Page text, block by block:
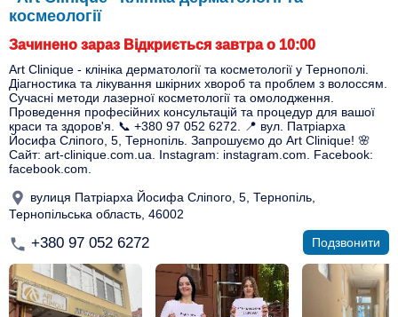
космеології
Зачинено зараз Відкриється завтра о 10:00
Art Clinique - клініка дерматології та косметології у Тернополі.
Діагностика та лікування шкірних хвороб та проблем з волоссям.
Сучасні методи лазерної косметології та омолодження.
Проведення професійних консультацій та процедур для вашої
краси та здоров'я. 📞 +380 97 052 6272. 📍 вул. Патріарха
Йосифа Сліпого, 5, Тернопіль. Запрошуємо до Art Clinique! 🌸
Сайт: art-clinique.com.ua. Instagram: instagram.com. Facebook:
facebook.com.
вулиця Патріарха Йосифа Сліпого, 5, Тернопіль,
Тернопільська область, 46002
+380 97 052 6272 Подзвонити